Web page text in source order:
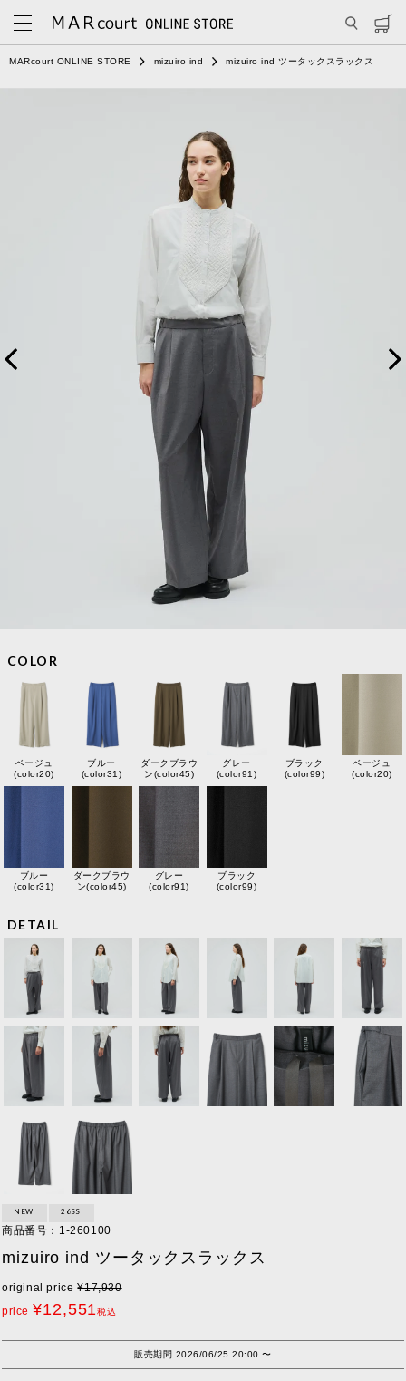
MARcourt ONLINE STORE mizuiro ind mizuiro ind ツータックスラックス
COLOR
ベージュ
(color20)
ブルー
(color31)
ダークブラウ
ン(color45)
グレー
(color91)
ブラック
(color99)
ベージュ
(color20)
ブルー
(color31)
ダークブラウ
ン(color45)
グレー
(color91)
ブラック
(color99)
DETAIL
NEW 26SS
商品番号 1-260100
mizuiro ind ツータックスラックス
original price ¥17,930
price ¥12,551税込
販売期間 2026/06/25 20:00〜